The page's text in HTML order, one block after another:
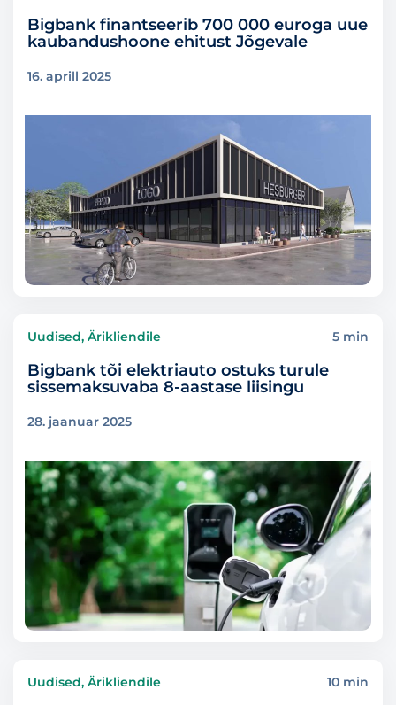
Bigbank finantseerib 700 000 euroga uue
kaubandushoone ehitust Jõgevale
16. aprill 2025
Uudised, Ärikliendile 5 min
Bigbank tõi elektriauto ostuks turule
sissemaksuvaba 8-aastase liisingu
28. jaanuar 2025
Uudised, Ärikliendile 10 min